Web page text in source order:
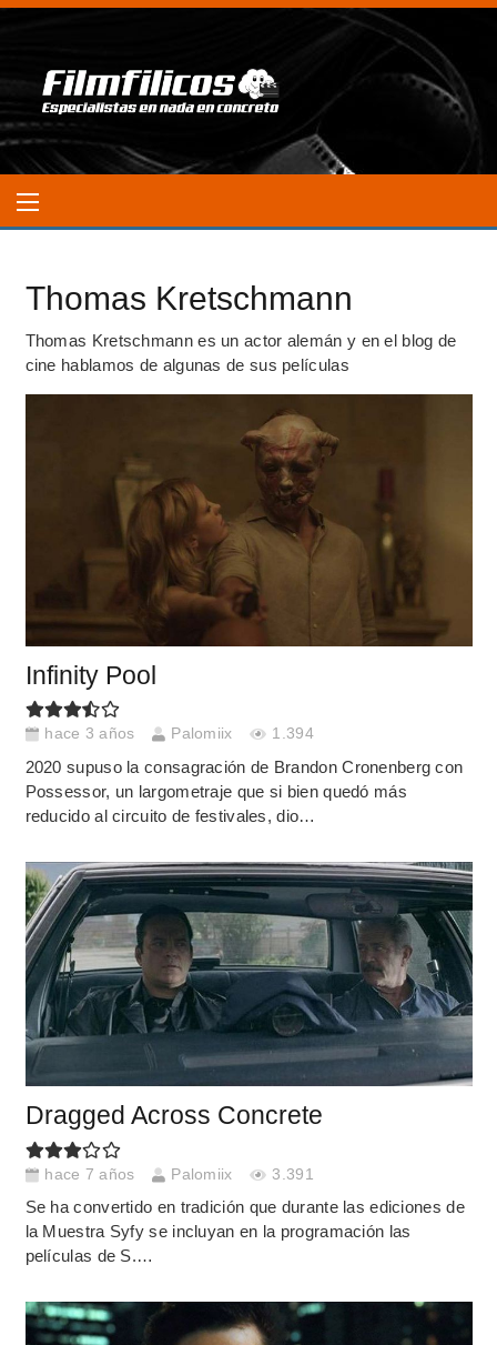
Thomas Kretschmann
Thomas Kretschmann es un actor alemán y en el blog de
cine hablamos de algunas de sus películas
Infinity Pool
hace 3 años Palomiix 1.394
2020 supuso la consagración de Brandon Cronenberg con
Possessor, un largometraje que si bien quedó más
reducido al circuito de festivales, dio…
Dragged Across Concrete
hace 7 años Palomiix 3.391
Se ha convertido en tradición que durante las ediciones de
la Muestra Syfy se incluyan en la programación las
películas de S.…